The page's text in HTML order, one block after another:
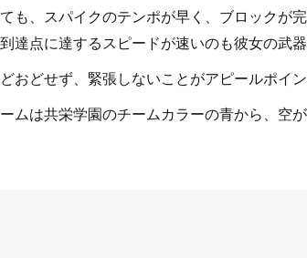
も、スパイクのテンポが早く、ブロックが
達点に達するスピードが速いのも彼女の武
おどせず、緊張しないことがアピールポイン
ムは共栄学園のチームカラーの青から、空